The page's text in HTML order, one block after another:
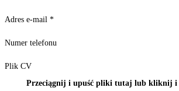
Adres e-mail *
Numer telefonu
Plik CV
Przeciągnij i upuść pliki tutaj lub kliknij i